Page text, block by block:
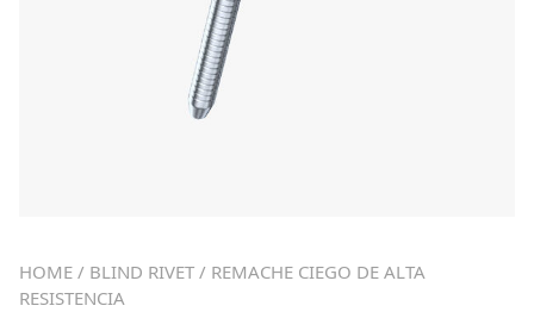
HOME / BLIND RIVET / REMACHE CIEGO DE ALTA
RESISTENCIA